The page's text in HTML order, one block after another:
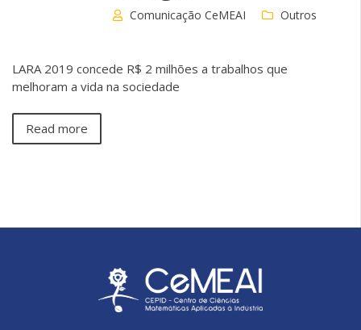
Comunicação CeMEAI Outros
LARA 2019 concede R$ 2 milhões a trabalhos que
melhoram a vida na sociedade
Read more